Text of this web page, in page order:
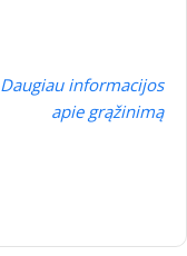
Daugiau informacijos
apie grąžinimą